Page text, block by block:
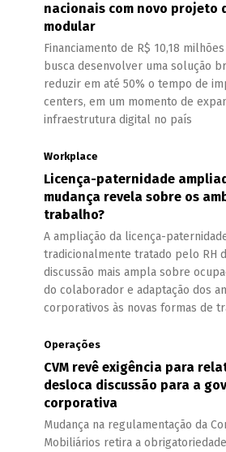
nacionais com novo projeto
modular
Financiamento de R$ 10,18
busca desenvolver uma solução
reduzir em até 50% o tempo de
centers, em um momento de
infraestrutura digital no país
Workplace
Licença-paternidade
mudança revela sobre os
trabalho?
A ampliação da licença-
tradicionalmente tratado pelo RH
discussão mais ampla sobre
do colaborador e adaptação dos
corporativos às novas formas de
Operações
CVM revê exigência para
desloca discussão para a
corporativa
Mudança na regulamentação da
Mobiliários retira a